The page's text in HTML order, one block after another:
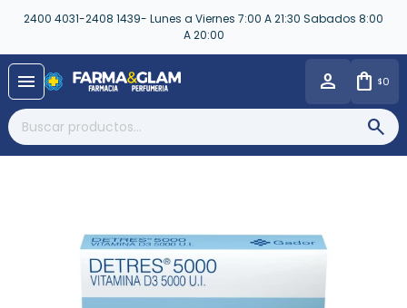
2400 4031-2408 1439- Lunes a Viernes 7:00 A 21:30 Sabados 8:00
A 20:00
menu $0